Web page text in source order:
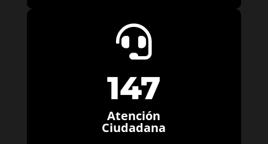

147
Atención
Ciudadana